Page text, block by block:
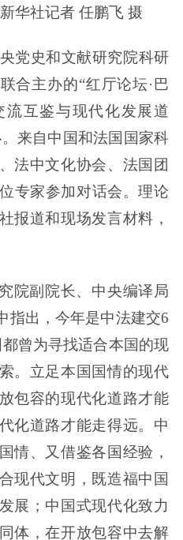
华社记者 任鹏飞 摄
党史和文献研究院科研
合主办的“红厅论坛·巴
互鉴与现代化发展道
来自中国和法国国家科
法中文化协会、法国团
专家参加对话会。理论
报道和现场发言材料，
院副院长、中央编译局
指出，今年是中法建交6
曾为寻找适合本国的现
。立足本国国情的现代
包容的现代化道路才能
化道路才能走得远。中
情、又借鉴各国经验，
现代文明，既造福中国
展；中国式现代化致力
体，在开放包容中去解